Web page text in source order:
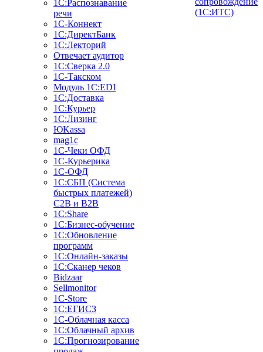
1С:Распознавание
речи
1С-Коннект
1С:ДиректБанк
1С:Лекторий
Отвечает аудитор
1С:Сверка 2.0
1С-Такском
Модуль 1C:EDI
1С:Доставка
1С:Курьер
1С:Лизинг
ЮKassa
mag1c
1С-Чеки ОФД
1С-Курьерика
1С-ОФД
1С:СБП (Система
быстрых платежей)
C2B и B2B
1С:Share
1С:Бизнес-обучение
1С:Обновление
программ
1С:Онлайн-заказы
1С:Сканер чеков
Bidzaar
Sellmonitor
1C-Store
1С:ЕГИСЗ
1С-Облачная касса
1С:Облачный архив
1С:Прогнозирование
(1С:ИТС)